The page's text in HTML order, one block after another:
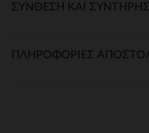
ΣΎΝΘΕΣΗ ΚΑΙ
ΠΛΗΡΟΦΟΡΊΕΣ